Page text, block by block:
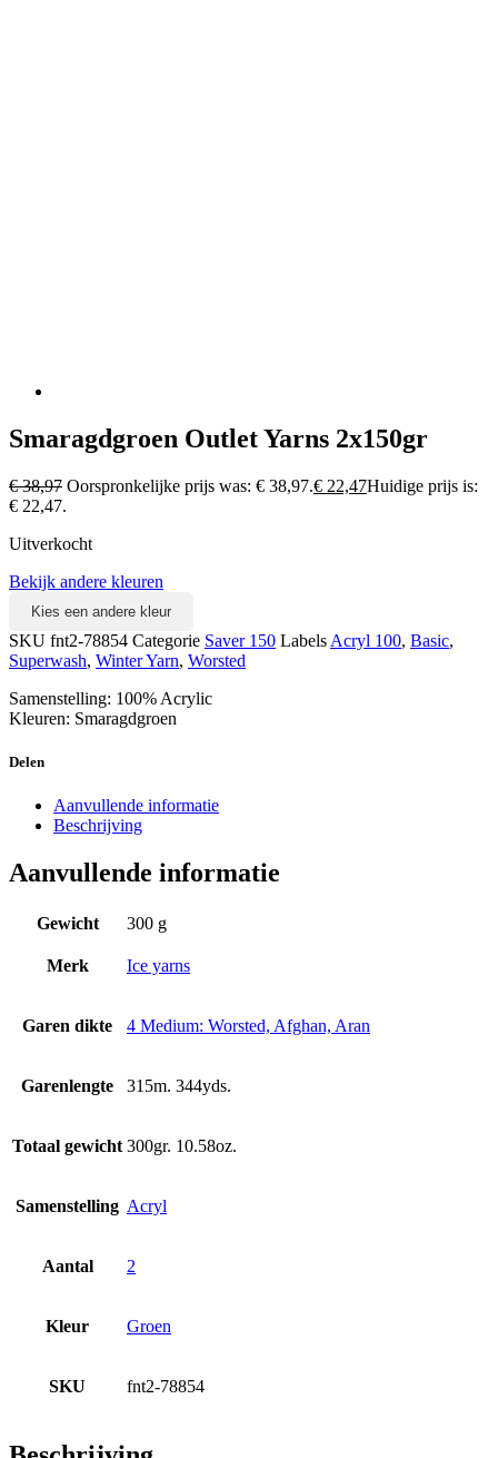
Smaragdgroen Outlet Yarns 2x150gr
€38,97 Oorspronkelijke prijs was: € 38,97.€ 22,47Huidige prijs is:
€ 22,47.
Uitverkocht
Bekijk andere kleuren
Kies een andere kleur
SKU fnt2-78854 Categorie Saver 150 Labels Acryl 100, Basic,
Superwash, Winter Yarn, Worsted
Samenstelling: 100% Acrylic
Kleuren: Smaragdgroen
Delen
Aanvullende informatie
Beschrijving
Aanvullende informatie
Gewicht 300 g
Merk Ice yarns
Garen dikte 4 Medium: Worsted, Afghan, Aran
Garenlengte 315m. 344yds.
Totaal gewicht 300gr. 10.58oz.
Samenstelling Acryl
Aantal 2
Kleur Groen
SKU fnt2-78854